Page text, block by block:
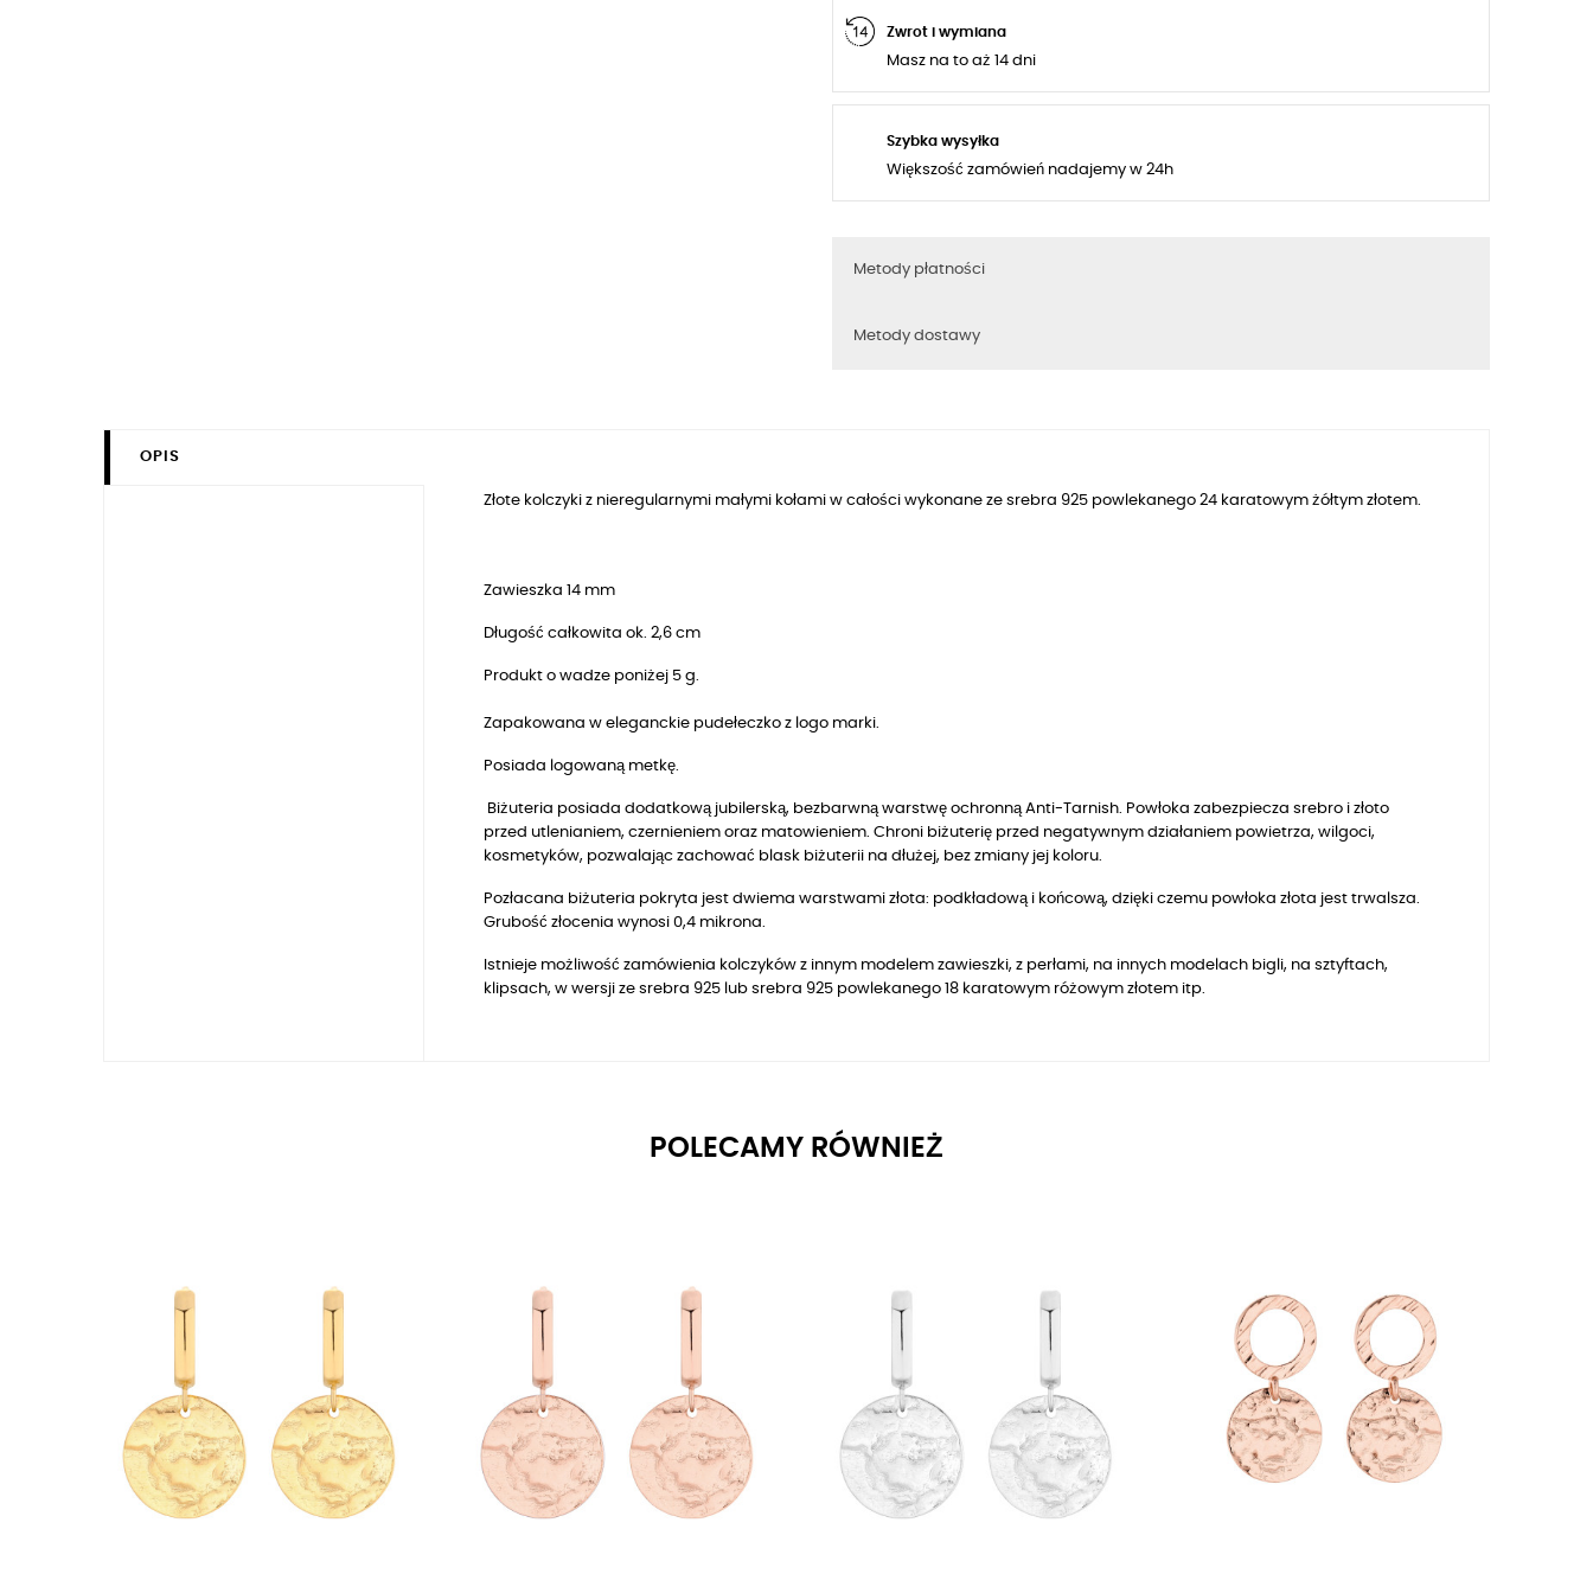
Zwrot i wymiana
Masz na to aż 14 dni
Szybka wysyłka
Większość zamówień nadajemy w 24h
Metody płatności
Metody dostawy
OPIS
Złote kolczyki z nieregularnymi małymi kołami w całości wykonane ze srebra 925 powlekanego 24 karatowym żółtym złotem.
Zawieszka 14 mm
Długość całkowita ok. 2,6 cm
Produkt o wadze poniżej 5 g.
Zapakowana w eleganckie pudełeczko z logo marki.
Posiada logowaną metkę.
Biżuteria posiada dodatkową jubilerską, bezbarwną warstwę ochronną Anti-Tarnish. Powłoka zabezpiecza srebro i złoto
przed utlenianiem, czernieniem oraz matowieniem. Chroni biżuterię przed negatywnym działaniem powietrza, wilgoci,
kosmetyków, pozwalając zachować blask biżuterii na dłużej, bez zmiany jej koloru.
Pozłacana biżuteria pokryta jest dwiema warstwami złota: podkładową i końcową, dzięki czemu powłoka złota jest trwalsza.
Grubość złocenia wynosi 0,4 mikrona.
Istnieje możliwość zamówienia kolczyków z innym modelem zawieszki, z perłami, na innych modelach bigli, na sztyftach,
klipsach, w wersji ze srebra 925 lub srebra 925 powlekanego 18 karatowym różowym złotem itp.
POLECAMY RÓWNIEŻ